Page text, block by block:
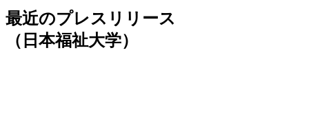
最近のプレスリリース
（日本福祉大学）